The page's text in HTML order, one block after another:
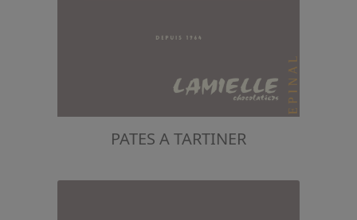
PATES A TARTINER